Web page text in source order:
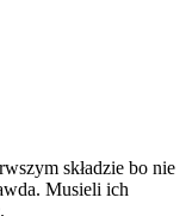
składzie bo nie
Musieli ich